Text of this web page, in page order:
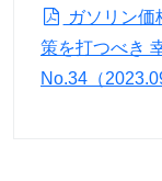
ガソリン価
策を打つべき
No.34（